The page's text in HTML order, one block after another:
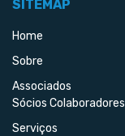
SITEMAP
Home
Sobre
Associados
Sócios Colaboradores
Serviços